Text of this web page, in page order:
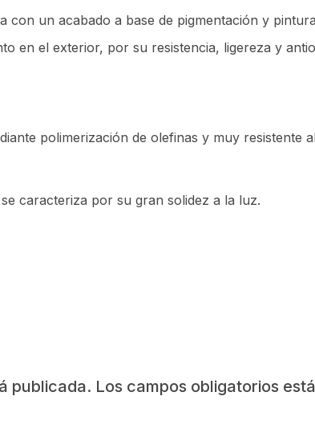
con un acabado a base de pigmentación y
en el exterior, por su resistencia, ligereza y
polimerización de olefinas y muy resistente
caracteriza por su gran solidez a la luz.
publicada. Los campos obligatorios